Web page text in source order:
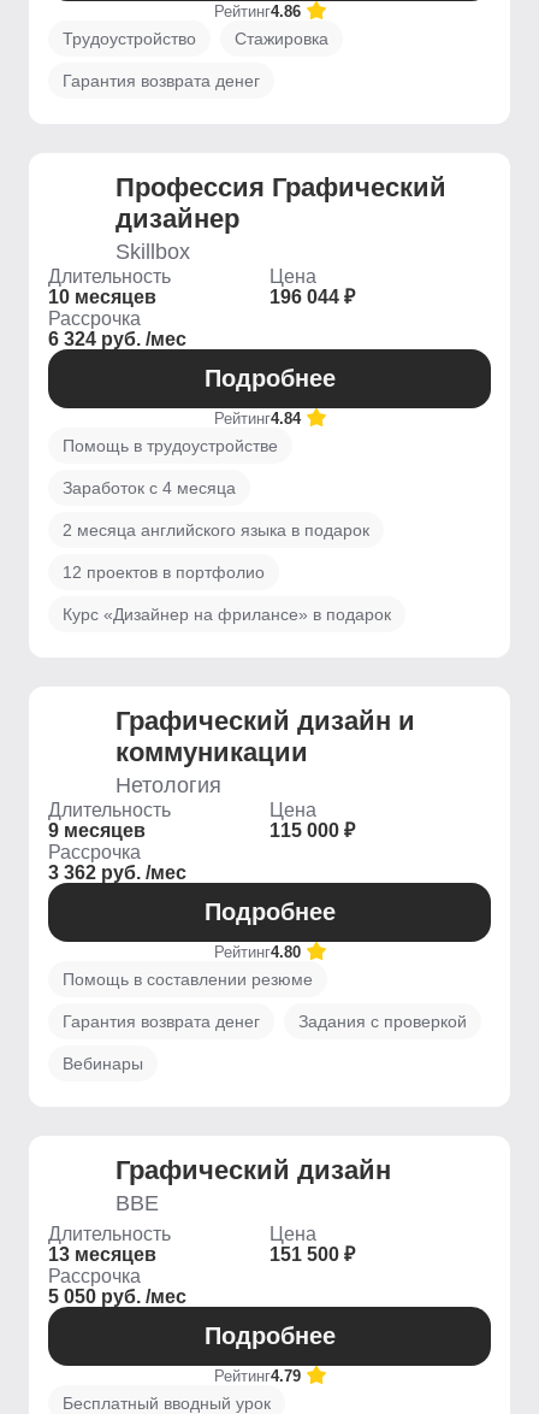
Рейтинг4.86
Трудоустройство Стажировка
Гарантия возврата денег
Профессия Графический
дизайнер
Skillbox
Длительность
10 месяцев
Цена
196 044 ₽
Рассрочка
6 324 руб. /мес
Подробнее
Рейтинг4.84
Помощь в трудоустройстве
Заработок с 4 месяца
2 месяца английского языка в подарок
12 проектов в портфолио
Курс «Дизайнер на фрилансе» в подарок
Графический дизайн и
коммуникации
Нетология
Длительность
9 месяцев
Цена
115 000 ₽
Рассрочка
3 362 руб. /мес
Подробнее
Рейтинг4.80
Помощь в составлении резюме
Гарантия возврата денег Задания с проверкой
Вебинары
Графический дизайн
BBE
Длительность
13 месяцев
Цена
151 500 ₽
Рассрочка
5 050 руб. /мес
Подробнее
Рейтинг4.79
Бесплатный вводный урок